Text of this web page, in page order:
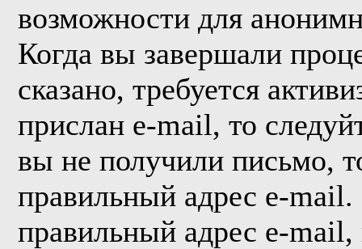
возможности для
Когда вы завершали
сказано, требуется
прислан e-mail, то
вы не получили письмо,
правильный адрес e-
правильный адрес e-